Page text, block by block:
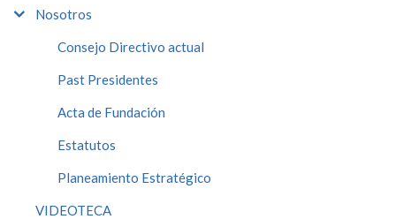
Nosotros
Consejo Directivo actual
Past Presidentes
Acta de Fundación
Estatutos
Planeamiento Estratégico
VIDEOTECA